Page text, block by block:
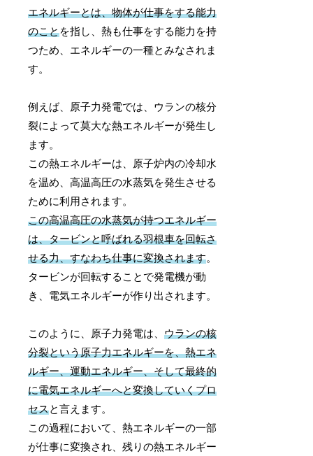
エネルギーとは、物体が仕事をする能力
のことを指し、熱も仕事をする能力を持
つため、エネルギーの一種とみなされま
す。
例えば、原子力発電では、ウランの核分
裂によって莫大な熱エネルギーが発生し
ます。
この熱エネルギーは、原子炉内の冷却水
を温め、高温高圧の水蒸気を発生させる
ために利用されます。
この高温高圧の水蒸気が持つエネルギー
は、タービンと呼ばれる羽根車を回転さ
せる力、すなわち仕事に変換されます。
タービンが回転することで発電機が動
き、電気エネルギーが作り出されます。
このように、原子力発電は、ウランの核
分裂という原子力エネルギーを、熱エネ
ルギー、運動エネルギー、そして最終的
に電気エネルギーへと変換していくプロ
セスと言えます。
この過程において、熱エネルギーの一部
が仕事に変換され、残りの熱エネルギー